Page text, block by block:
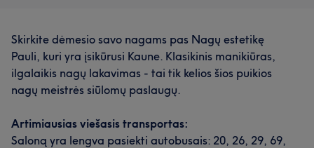
Skirkite dėmesio savo nagams pas Nagų estetikę
Pauli, kuri yra įsikūrusi Kaune. Klasikinis manikiūras,
ilgalaikis nagų lakavimas - tai tik kelios šios puikios
nagų meistrės siūlomų paslaugų.
Artimiausias viešasis transportas:
Saloną yra lengva pasiekti autobusais: 20, 26, 29, 69,